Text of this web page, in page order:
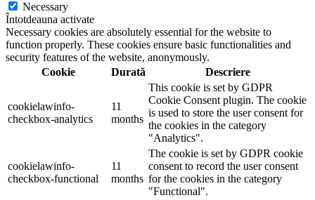
Necessary
Întotdeauna activate
Necessary cookies are absolutely essential for the website to
function properly. These cookies ensure basic functionalities and
security features of the website, anonymously.
Cookie
Durată Descriere
cookielawinfo-
checkbox-analytics
11
months
This cookie is set by GDPR
Cookie Consent plugin. The cookie
is used to store the user consent for
the cookies in the category
"Analytics".
cookielawinfo-
checkbox-functional
11
months
The cookie is set by GDPR cookie
consent to record the user consent
for the cookies in the category
"Functional".